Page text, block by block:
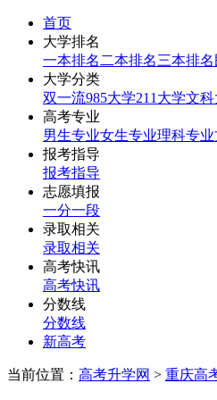
首页
大学排名
一本排名 二本排名三本排名
大学分类
双一流985大学211大学文科
高考专业
男生专业女生专业理科专业
报考指导
报考指导
志愿填报
一分一段
录取相关
录取相关
高考快讯
高考快讯
分数线
分数线
新高考
当前位置： 高考升学网 > 重庆高